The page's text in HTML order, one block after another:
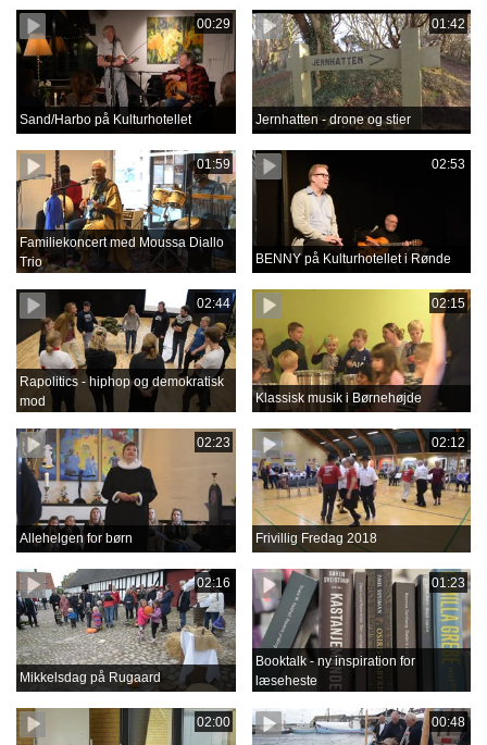
00:29
Sand/Harbo på Kulturhotellet
01:42
Jernhatten - drone og stier
01:59
Familiekoncert med Moussa Diallo
Trio
02:53
BENNY på Kulturhotellet i Rønde
02:44
Rapolitics - hiphop og demokratisk
mod
02:15
Klassisk musik i Børnehøjde
02:23
Allehelgen for børn
02:12
Frivillig Fredag 2018
02:16
Mikkelsdag på Rugaard
01:23
Booktalk - ny inspiration for
læseheste
02:00 00:48